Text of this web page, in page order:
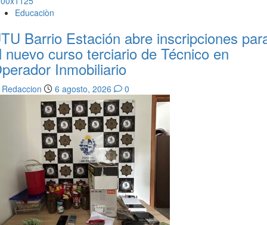
Educaciòn
Barrio Estación abre inscripciones
nuevo curso terciario de Técnico en
Inmobiliario
Redaccion 6 agosto, 2026 0